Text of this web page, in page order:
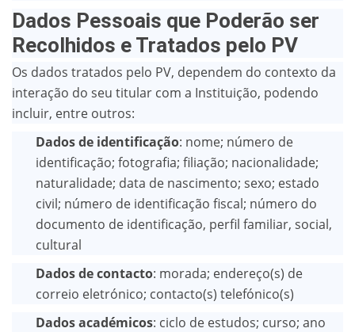
Dados Pessoais que Poderão ser
Recolhidos e Tratados pelo PV
Os dados tratados pelo PV, dependem do contexto da
interação do seu titular com a Instituição, podendo
incluir, entre outros:
Dados de identificação: nome; número de
identificação; fotografia; filiação; nacionalidade;
naturalidade; data de nascimento; sexo; estado
civil; número de identificação fiscal; número do
documento de identificação, perfil familiar, social,
cultural
Dados de contacto: morada; endereço(s) de
correio eletrónico; contacto(s) telefónico(s)
Dados académicos: ciclo de estudos; curso; ano